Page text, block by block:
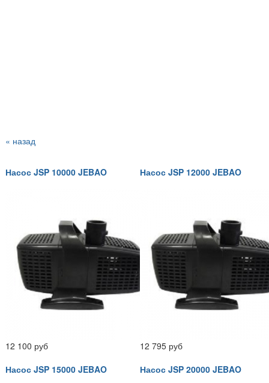
« назад
Насос JSP 10000 JEBAO
12 100 руб
Насос JSP 12000 JEBAO
12 795 руб
Насос JSP 15000 JEBAO
Насос JSP 20000 JEBAO